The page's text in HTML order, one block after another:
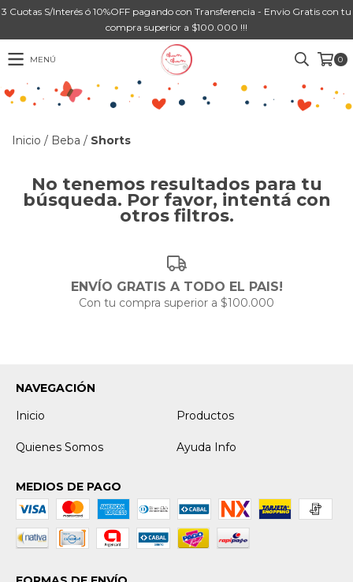
3 Cuotas S/Interés ó 10%OFF pagando con Transferencia - Envio Gratis con tu
compra superior a $100.000 !!!
MENÚ 0
Inicio / Beba / Shorts
No tenemos resultados para tu
búsqueda. Por favor, intentá con
otros filtros.
ENVÍO GRATIS A TODO EL PAIS!
Con tu compra superior a $100.000
NAVEGACIÓN
Inicio
Productos
Quienes Somos Ayuda Info
MEDIOS DE PAGO